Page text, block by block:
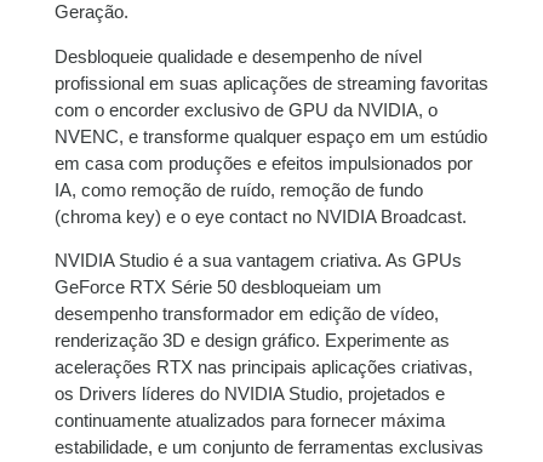
Geração.
Desbloqueie qualidade e desempenho de nível
profissional em suas aplicações de streaming favoritas
com o encorder exclusivo de GPU da NVIDIA, o
NVENC, e transforme qualquer espaço em um estúdio
em casa com produções e efeitos impulsionados por
IA, como remoção de ruído, remoção de fundo
(chroma key) e o eye contact no NVIDIA Broadcast.
NVIDIA Studio é a sua vantagem criativa. As GPUs
GeForce RTX Série 50 desbloqueiam um
desempenho transformador em edição de vídeo,
renderização 3D e design gráfico. Experimente as
acelerações RTX nas principais aplicações criativas,
os Drivers líderes do NVIDIA Studio, projetados e
continuamente atualizados para fornecer máxima
estabilidade, e um conjunto de ferramentas exclusivas